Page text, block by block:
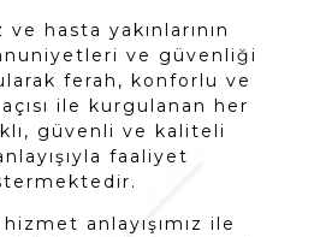
ve hasta yakınlarının
ve güvenliği
ferah, konforlu ve
ile kurgulanan her
güvenli ve kaliteli
faaliyet
anlayışımız ile